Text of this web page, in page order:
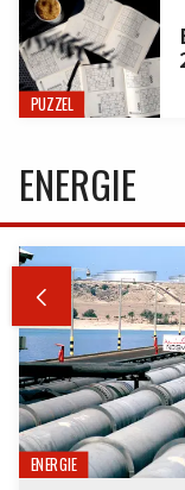
PUZZEL
ENERGIE

ENERGIE